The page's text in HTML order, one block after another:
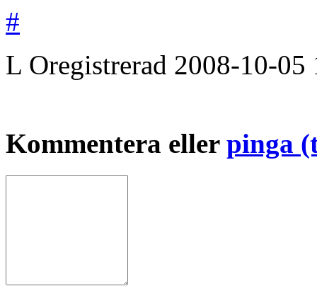
#
L Oregistrerad 2008-10-05
Kommentera eller pinga